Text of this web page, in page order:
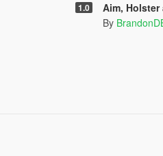
1.0 Aim, Holster
By